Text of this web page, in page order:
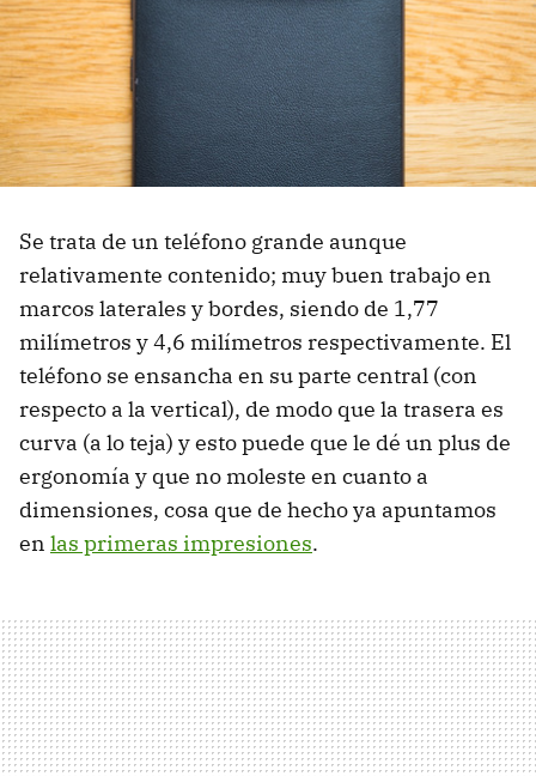
Se trata de un teléfono grande aunque
relativamente contenido; muy buen trabajo en
marcos laterales y bordes, siendo de 1,77
milímetros y 4,6 milímetros respectivamente. El
teléfono se ensancha en su parte central (con
respecto a la vertical), de modo que la trasera es
curva (a lo teja) y esto puede que le dé un plus de
ergonomía y que no moleste en cuanto a
dimensiones, cosa que de hecho ya apuntamos
en las primeras impresiones.